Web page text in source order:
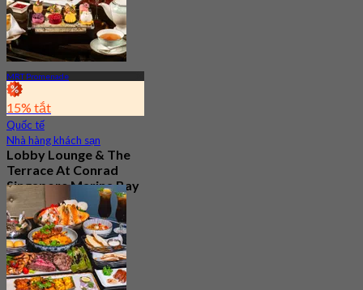
MRT Promenade
15% tắt
Quốc tế
Nhà hàng khách sạn
Lobby Lounge & The
Terrace At Conrad
Singapore Marina Bay
Mới
4.7
TừS$ 56.05